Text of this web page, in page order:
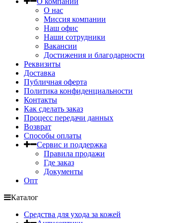
О нас
Миссия компании
Наш офис
Наши сотрудники
Вакансии
Достижения и благодарности
Реквизиты
Доставка
Публичная оферта
Политика конфиденциальности
Контакты
Как сделать заказ
Процесс передачи данных
Возврат
Способы оплаты
Сервис и поддержка
Правила продажи
Где заказ
Документы
Опт
Каталог
Средства для ухода за кожей